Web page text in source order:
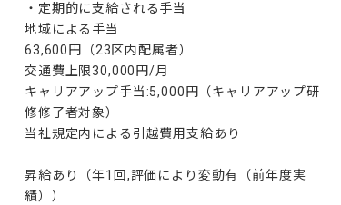
・定期的に支給される手当
地域による手当
63,600円（23区内配属者）
交通費上限30,000円/月
キャリアアップ手当:5,000円（キャリアアップ研
修修了者対象）
当社規定内による引越費用支給あり
昇給あり（年1回,評価により変動有（前年度実
績））